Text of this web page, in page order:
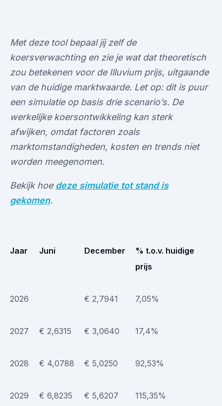
Met deze tool bepaal jij zelf de
koersverwachting en zie je wat dat theoretisch
zou betekenen voor de Illuvium prijs, uitgaande
van de huidige marktwaarde. Let op: dit is puur
een simulatie op basis drie scenario’s. De
werkelijke koersontwikkeling kan sterk
afwijken, omdat factoren zoals
marktomstandigheden, kosten en trends niet
worden meegenomen.
Bekijk hoe deze simulatie tot stand is
gekomen.
Jaar Juni December
% t.o.v. huidige
prijs
2026 € 2,7941 7,05%
2027 € 2,6315 € 3,0640 17,4%
2028 € 4,0788 € 5,0250 92,53%
2029 € 6,8235 € 5,6207 115,35%